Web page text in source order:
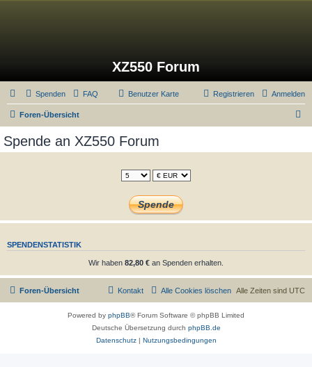
XZ550 Forum
Spenden FAQ Benutzer Karte Anmelden
Registrieren
Foren-Übersicht
Spende an XZ550 Forum
SPENDENSTATISTIK
Wir haben 82,80 € an Spenden erhalten.
Foren-Übersicht Alle Zeiten sind UTC
Alle Cookies löschen
Kontakt
Powered by phpBB® Forum Software © phpBB Limited
Deutsche Übersetzung durch phpBB.de
Datenschutz| Nutzungsbedingungen